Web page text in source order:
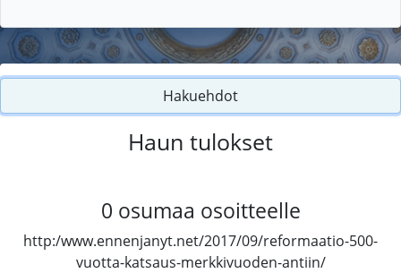
Hakuehdot
Haun tulokset
0 osumaa osoitteelle
http:/www.ennenjanyt.net/2017/09/reformaatio-500-
vuotta-katsaus-merkkivuoden-antiin/